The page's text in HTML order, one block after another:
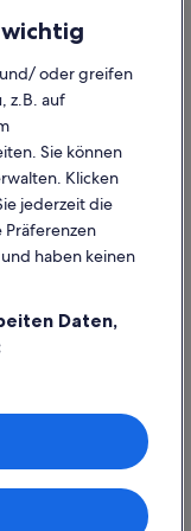
Fluggesellschaft
Group. Alle Rechte
oder greifen
z.B. auf
Sie können
Klicken
jederzeit die
Präferenzen
haben keinen
Daten,
auf einem
Messung
von Inhalten,